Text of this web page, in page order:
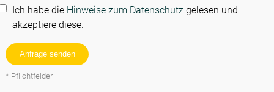
Ich habe die Hinweise zum Datenschutz gelesen und
akzeptiere diese.
Anfrage senden
* Pflichtfelder